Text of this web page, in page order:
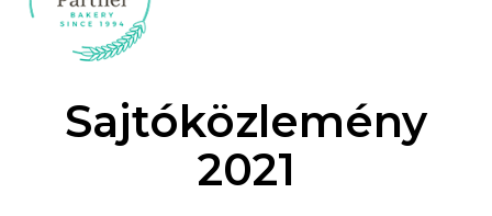
Sajtóközlemény
2021